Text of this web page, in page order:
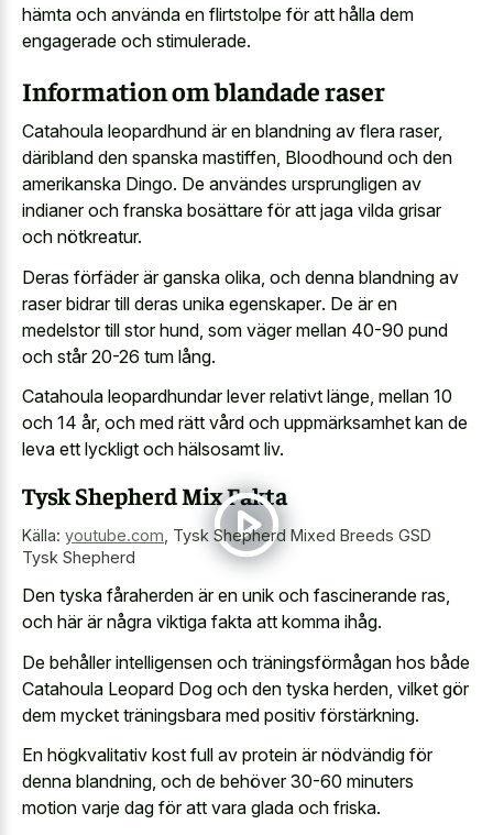
hämta och använda en flirtstolpe för att hålla dem
engagerade och stimulerade.
Information om blandade raser
Catahoula leopardhund är en blandning av flera raser,
däribland den spanska mastiffen, Bloodhound och den
amerikanska Dingo. De användes ursprungligen av
indianer och franska bosättare för att jaga vilda grisar
och nötkreatur.
Deras förfäder är ganska olika, och denna blandning av
raser bidrar till deras unika egenskaper. De är en
medelstor till stor hund, som väger mellan 40-90 pund
och står 20-26 tum lång.
Catahoula leopardhundar lever relativt länge, mellan 10
och 14 år, och med rätt vård och uppmärksamhet kan de
leva ett lyckligt och hälsosamt liv.
Tysk Shepherd Mix Fakta
Källa: youtube.com Tysk Shepherd Mixed Breeds GSD
Tysk Shepherd
Den tyska fåraherden är en unik och fascinerande ras,
och här är några viktiga fakta att komma ihåg.
De behåller intelligensen och träningsförmågan hos både
Catahoula Leopard Dog och den tyska herden, vilket gör
dem mycket träningsbara med positiv förstärkning.
En högkvalitativ kost full av protein är nödvändig för
denna blandning, och de behöver 30-60 minuters
motion varje dag för att vara glada och friska.